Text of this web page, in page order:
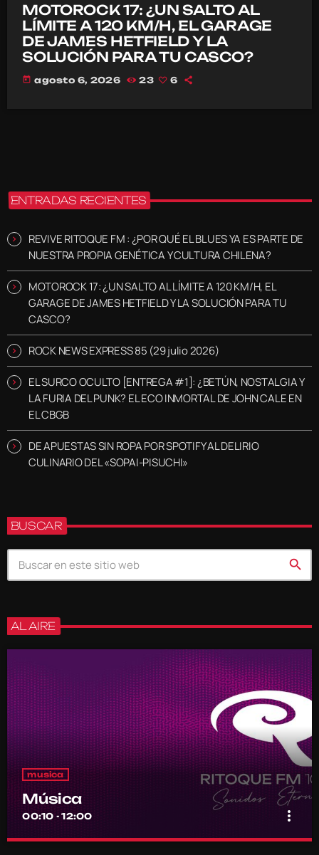
MOTOROCK 17: ¿UN SALTO AL
LÍMITE A 120 KM/H, EL GARAGE
DE JAMES HETFIELD Y LA
SOLUCIÓN PARA TU CASCO?
today agosto 6, 2026 23 6
ENTRADAS RECIENTES
REVIVE RITOQUE FM : ¿POR QUÉ EL BLUES YA ES PARTE DE
NUESTRA PROPIA GENÉTICA Y CULTURA CHILENA?
MOTOROCK 17: ¿UN SALTO AL LÍMITE A 120 KM/H, EL
GARAGE DE JAMES HETFIELD Y LA SOLUCIÓN PARA TU
CASCO?
ROCK NEWS EXPRESS 85 (29 julio 2026)
EL SURCO OCULTO [ENTREGA #1]: ¿BETÚN, NOSTALGIA Y
LA FURIA DEL PUNK? EL ECO INMORTAL DE JOHN CALE EN
EL CBGB
DE APUESTAS SIN ROPA POR SPOTIFY AL DELIRIO
CULINARIO DEL «SOPAI-PISUCHI»
BUSCAR
search
AL AIRE
musica
Música
00:10 - 12:00 more_vert